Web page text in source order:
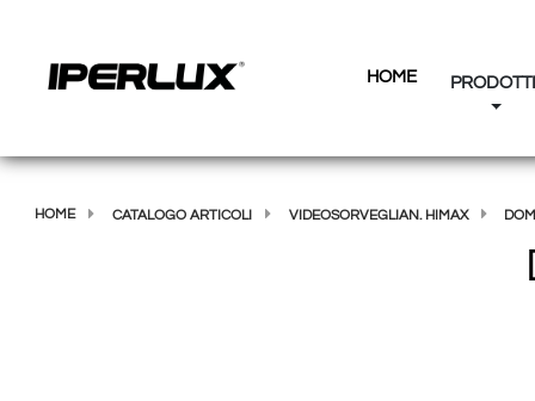
HOME PRODOTTI
HOME CATALOGO ARTICOLI VIDEOSORVEGLIAN. HIMAX